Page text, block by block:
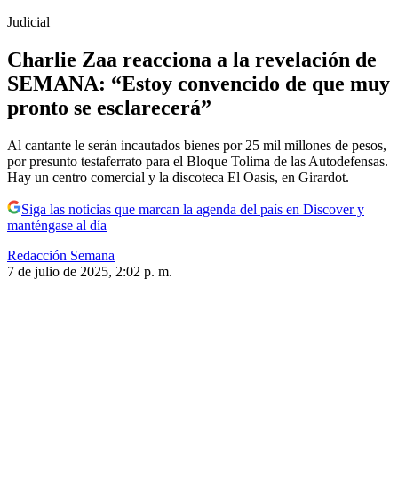
Judicial
Charlie Zaa reacciona a la revelación de
SEMANA: “Estoy convencido de que muy
pronto se esclarecerá”
Al cantante le serán incautados bienes por 25 mil millones de pesos,
por presunto testaferrato para el Bloque Tolima de las Autodefensas.
Hay un centro comercial y la discoteca El Oasis, en Girardot.
Siga las noticias que marcan la agenda del país en Discover y
manténgase al día
Redacción Semana
7 de julio de 2025, 2:02 p. m.